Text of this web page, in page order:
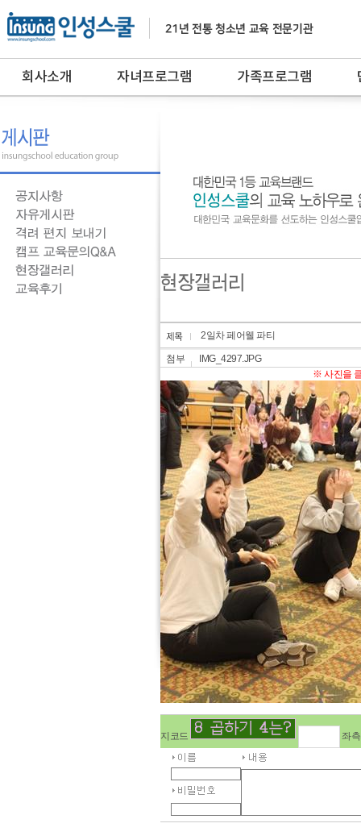
회사소개 자녀프로그램 가족프로그램
2일차 페어웰 파티
첨부
IMG_4297.JPG
※ 사진을
지코드 좌